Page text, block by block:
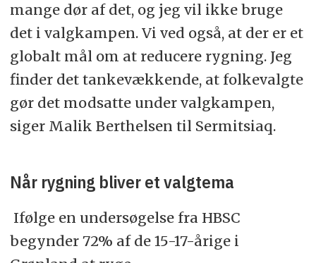
mange dør af det, og jeg vil ikke bruge
det i valgkampen. Vi ved også, at der er et
globalt mål om at reducere rygning. Jeg
finder det tankevækkende, at folkevalgte
gør det modsatte under valgkampen,
siger Malik Berthelsen til Sermitsiaq.
Når rygning bliver et valgtema
Ifølge en undersøgelse fra HBSC
begynder 72% af de 15-17-årige i